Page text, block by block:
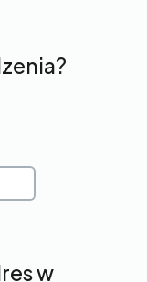
w